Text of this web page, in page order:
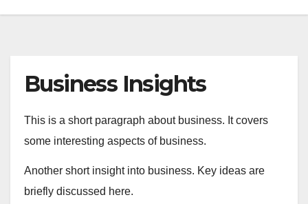
Business Insights
This is a short paragraph about business. It covers
some interesting aspects of business.
Another short insight into business. Key ideas are
briefly discussed here.